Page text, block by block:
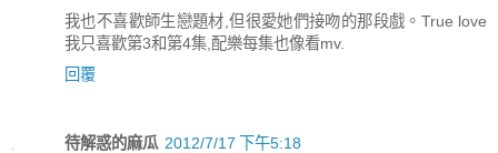
我也不喜歡師生戀題材,但很愛她們接吻的那段戲。True love
我只喜歡第3和第4集,配樂每集也像看mv.
回覆
待解惑的麻瓜 2012/7/17 下午5:18